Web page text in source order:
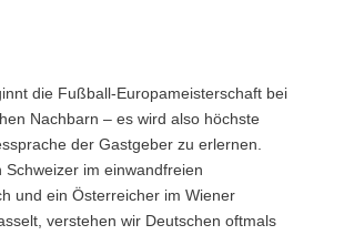
die Fußball-Europameisterschaft bei
Nachbarn – es wird also höchste
der Gastgeber zu erlernen.
Schweizer im einwandfreien
und ein Österreicher im Wiener
verstehen wir Deutschen oftmals